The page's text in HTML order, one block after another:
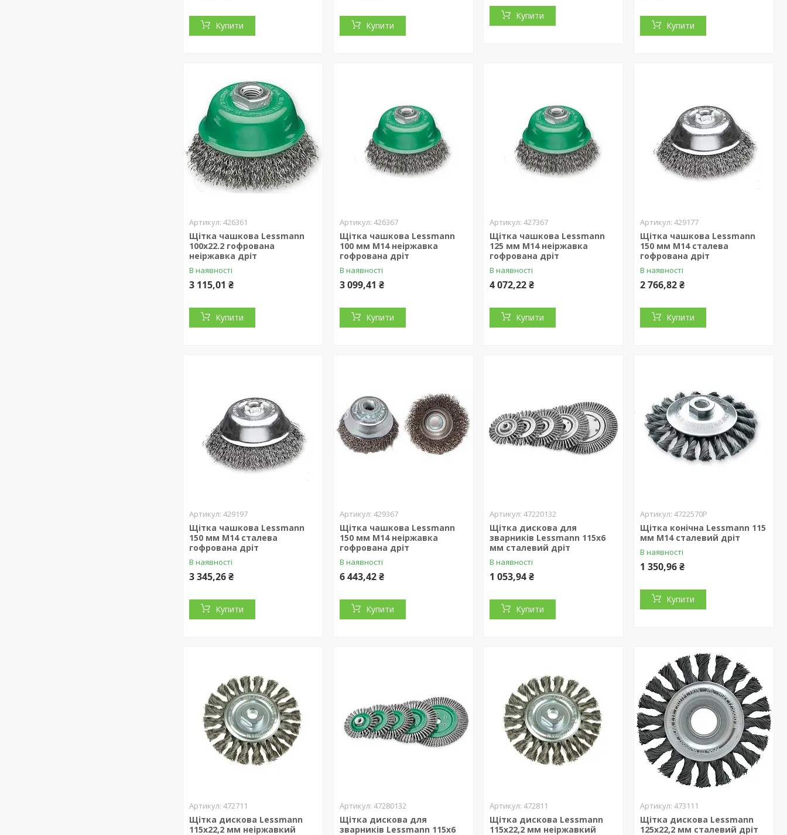
Купити Купити
Купити
Купити
426361
Щітка чашкова Lessmann
100х22.2 гофрована
неіржавка дріт
В наявності
3 115,01 ₴
Купити
426367
Щітка чашкова Lessmann
100 мм М14 неіржавка
гофрована дріт
В наявності
3 099,41 ₴
Купити
427367
Щітка чашкова Lessmann
125 мм М14 неіржавка
гофрована дріт
В наявності
4 072,22 ₴
Купити
429177
Щітка чашкова Lessmann
150 мм М14 сталева
гофрована дріт
В наявності
2 766,82 ₴
Купити
429197
Щітка чашкова Lessmann
150 мм М14 сталева
гофрована дріт
В наявності
3 345,26 ₴
Купити
429367
Щітка чашкова Lessmann
150 мм М14 неіржавка
гофрована дріт
В наявності
6 443,42 ₴
Купити
47220132
Щітка дискова для
зварників Lessmann 115х6
мм сталевий дріт
В наявності
1 053,94 ₴
Купити
4722570P
Щітка конічна Lessmann 115
мм М14 сталевий дріт
В наявності
1 350,96 ₴
Купити
472711
Щітка дискова Lessmann
115х22,2 мм неіржавкий
47280132
Щітка дискова для
зварників Lessmann 115х6
472811
Щітка дискова Lessmann
115х22,2 мм неіржавкий
473111
Щітка дискова Lessmann
125х22,2 мм сталевий дріт